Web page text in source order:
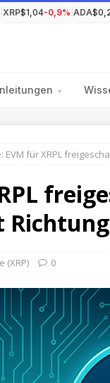
XRP$1,04-0,9% ADA
▾
EVM für XRPL
(XRP) 0